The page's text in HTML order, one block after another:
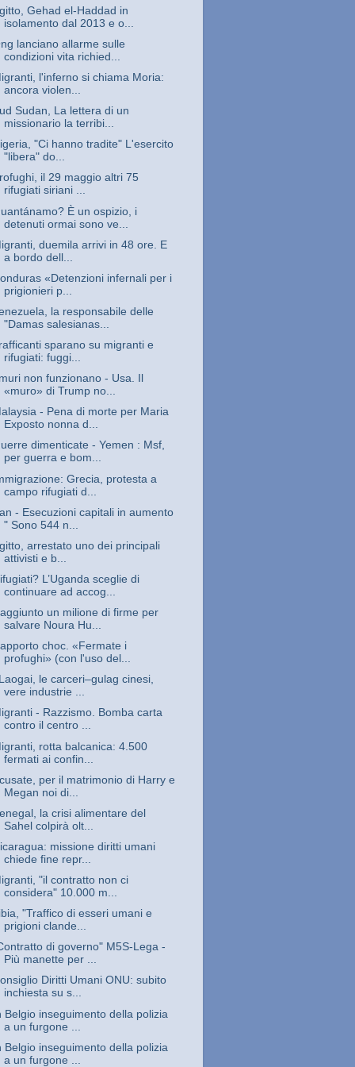
Gehad el-Haddad in
isolamento dal 2013 e o...
lanciano allarme sulle
condizioni vita richied...
l'inferno si chiama Moria:
ancora violen...
Sudan, La lettera di un
missionario la terribi...
"Ci hanno tradite" L'esercito
"libera" do...
il 29 maggio altri 75
rifugiati siriani ...
È un ospizio, i
detenuti ormai sono ve...
duemila arrivi in 48 ore. E
a bordo dell...
«Detenzioni infernali per i
prigionieri p...
la responsabile delle
"Damas salesianas...
sparano su migranti e
rifugiati: fuggi...
muri non funzionano - Usa. Il
«muro» di Trump no...
- Pena di morte per Maria
Exposto nonna d...
dimenticate - Yemen : Msf,
per guerra e bom...
Grecia, protesta a
campo rifugiati d...
- Esecuzioni capitali in aumento
" Sono 544 n...
arrestato uno dei principali
attivisti e b...
L’Uganda sceglie di
continuare ad accog...
un milione di firme per
salvare Noura Hu...
choc. «Fermate i
profughi» (con l'uso del...
Laogai, le carceri–gulag cinesi,
vere industrie ...
- Razzismo. Bomba carta
contro il centro ...
rotta balcanica: 4.500
fermati ai confin...
per il matrimonio di Harry e
Megan noi di...
la crisi alimentare del
Sahel colpirà olt...
missione diritti umani
chiede fine repr...
"il contratto non ci
considera" 10.000 m...
"Traffico di esseri umani e
prigioni clande...
di governo" M5S-Lega -
Più manette per ...
Diritti Umani ONU: subito
inchiesta su s...
Belgio inseguimento della polizia
a un furgone ...
Belgio inseguimento della polizia
a un furgone ...